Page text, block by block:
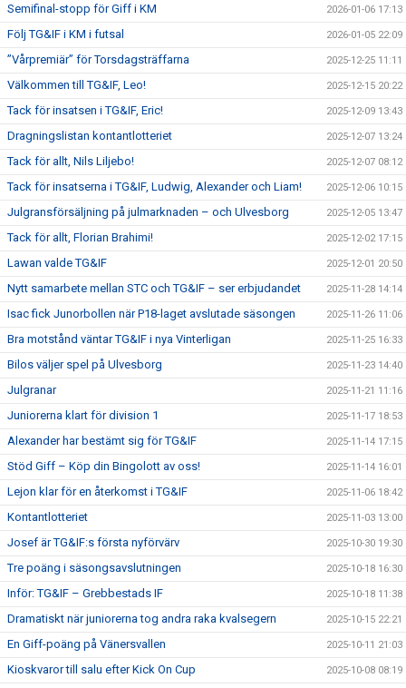
Semifinal-stopp för Giff i KM 2026-01-06 17:13
Följ TG&IF i KM i futsal 2026-01-05 22:09
”Vårpremiär” för Torsdagsträffarna 2025-12-25 11:11
Välkommen till TG&IF, Leo! 2025-12-15 20:22
Tack för insatsen i TG&IF, Eric! 2025-12-09 13:43
Dragningslistan kontantlotteriet 2025-12-07 13:24
Tack för allt, Nils Liljebo! 2025-12-07 08:12
Tack för insatserna i TG&IF, Ludwig, Alexander och Liam! 2025-12-06 10:15
Julgransförsäljning på julmarknaden – och Ulvesborg 2025-12-05 13:47
Tack för allt, Florian Brahimi! 2025-12-02 17:15
Lawan valde TG&IF 2025-12-01 20:50
Nytt samarbete mellan STC och TG&IF – ser erbjudandet 2025-11-28 14:14
Isac fick Junorbollen när P18-laget avslutade säsongen 2025-11-26 11:06
Bra motstånd väntar TG&IF i nya Vinterligan 2025-11-25 16:33
Bilos väljer spel på Ulvesborg 2025-11-23 14:40
Julgranar 2025-11-21 11:16
Juniorerna klart för division 1 2025-11-17 18:53
Alexander har bestämt sig för TG&IF 2025-11-14 17:15
Stöd Giff – Köp din Bingolott av oss! 2025-11-14 16:01
Lejon klar för en återkomst i TG&IF 2025-11-06 18:42
Kontantlotteriet 2025-11-03 13:00
Josef är TG&IF:s första nyförvärv 2025-10-30 19:30
Tre poäng i säsongsavslutningen 2025-10-18 16:30
Inför: TG&IF – Grebbestads IF 2025-10-18 11:38
Dramatiskt när juniorerna tog andra raka kvalsegern 2025-10-15 22:21
En Giff-poäng på Vänersvallen 2025-10-11 21:03
Kioskvaror till salu efter Kick On Cup 2025-10-08 08:19